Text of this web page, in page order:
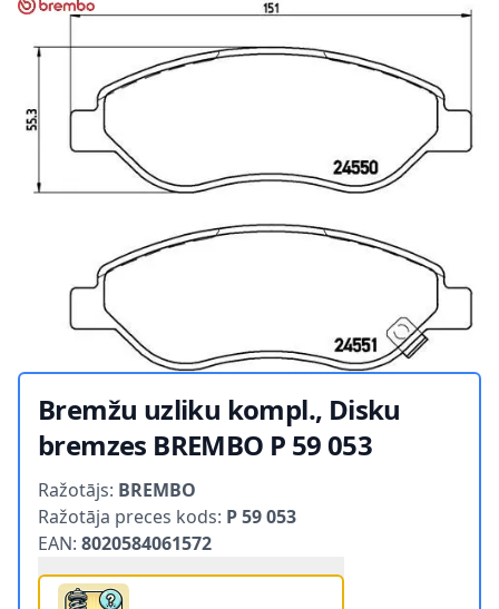
Bremžu uzliku kompl., Disku
bremzes BREMBO P 59 053
Ražotājs: BREMBO
Ražotāja preces kods: P 59 053
EAN: 8020584061572